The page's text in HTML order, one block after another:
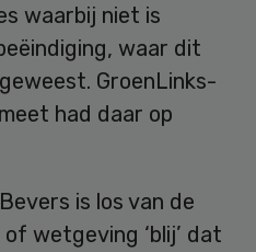
waarbij niet is
waar dit
GroenLinks-
had daar op
is los van de
wetgeving ‘blij’ dat